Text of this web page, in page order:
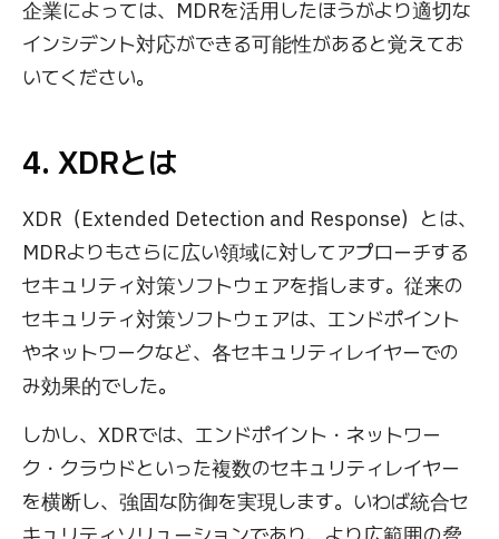
企業によっては、MDRを活用したほうがより適切な
インシデント対応ができる可能性があると覚えてお
いてください。
4. XDRとは
XDR（Extended Detection and Response）とは、
MDRよりもさらに広い領域に対してアプローチする
セキュリティ対策ソフトウェアを指します。従来の
セキュリティ対策ソフトウェアは、エンドポイント
やネットワークなど、各セキュリティレイヤーでの
み効果的でした。
しかし、XDRでは、エンドポイント・ネットワー
ク・クラウドといった複数のセキュリティレイヤー
を横断し、強固な防御を実現します。いわば統合セ